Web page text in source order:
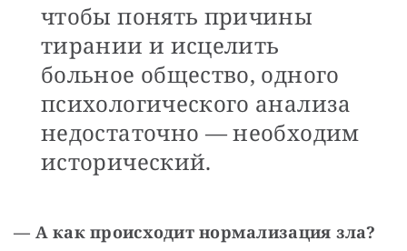
чтобы понять причины
тирании и исцелить
больное общество, одного
психологического анализа
недостаточно — необходим
исторический.
— А как происходит нормализация зла?